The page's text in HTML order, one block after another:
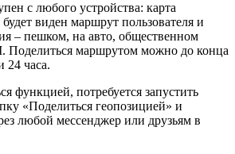
с любого устройства: карта
будет виден маршрут пользователя и
– пешком, на авто, общественном
Поделиться маршрутом можно до конца
24 часа.
функцией, потребуется запустить
«Поделиться геопозицией» и
любой мессенджер или друзьям в